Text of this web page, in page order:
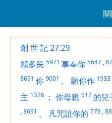
創 世 記 27:29
願多民 5971 事奉你 5647 ,
8691 你 9001 。 願你作 1933
主 1376 ； 你母親 517 的兒
,8691 。 凡咒詛你的 779 ,